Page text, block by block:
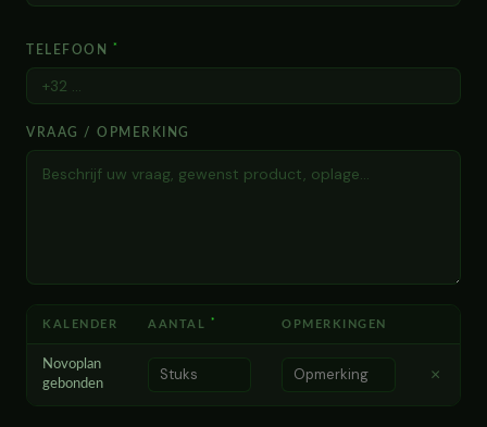
TELEFOON *
VRAAG / OPMERKING
KALENDER AANTAL * OPMERKINGEN
Novoplan
gebonden
×